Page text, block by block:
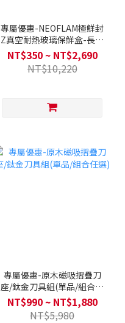
專屬優惠-NEOFLAM極鮮封
Z真空耐熱玻璃保鮮盒-長方
形/正方形(多種容量組合可
選)
NT$350 ~ NT$2,690
NT$10,220
專屬優惠-原木磁吸摺疊刀
座/鈦金刀具組(單品/組合任
選)
NT$990 ~ NT$1,880
NT$5,980